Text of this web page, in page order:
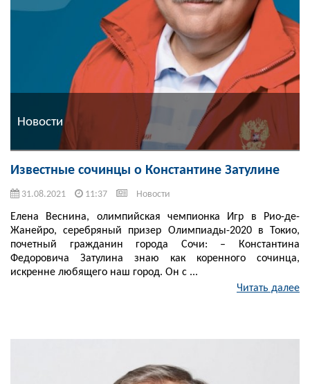
Новости
Известные сочинцы о Константине Затулине
31.08.2021 11:37 Новости
Елена Веснина, олимпийская чемпионка Игр в Рио-де-
Жанейро, серебряный призер Олимпиады-2020 в Токио,
почетный гражданин города Сочи: – Константина
Федоровича Затулина знаю как коренного сочинца,
искренне любящего наш город. Он с ...
Читать далее